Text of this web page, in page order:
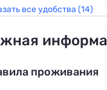
все удобства (14)
проживания